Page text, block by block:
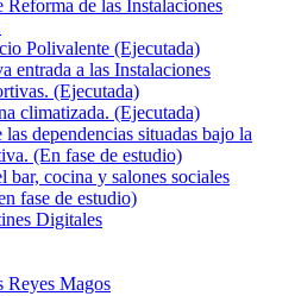
Reforma de las Instalaciones
Polivalente (Ejecutada)
entrada a las Instalaciones
(Ejecutada)
climatizada. (Ejecutada)
dependencias situadas bajo la
(En fase de estudio)
bar, cocina y salones sociales
fase de estudio)
Digitales
Reyes Magos